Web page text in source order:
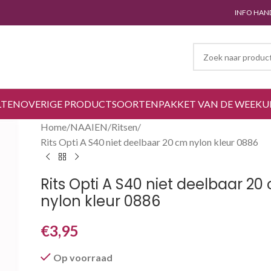
INFO
OVERIGE PRODUCTSOORTENPAKKET VAN DE WEEK
Home NAAIEN Ritsen
Rits Opti A S40 niet deelbaar 20 cm nylon kleur 0886
Rits Opti A S40 niet deelbaar 20
nylon kleur 0886
€3,95
Op voorraad